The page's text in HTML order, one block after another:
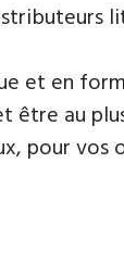
et en
au
pour